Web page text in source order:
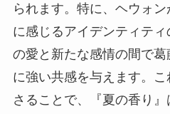
られます。特に、ヘウォ
に感じるアイデンティテ
の愛と新たな感情の間で
に強い共感を与えます。
さることで、『夏の香り